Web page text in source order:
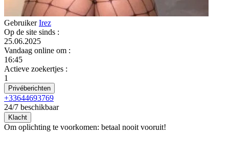
GebruikerIrez
Op de site sinds :
25.06.2025
Vandaag online om :
16:45
Actieve zoekertjes :
1
Privéberichten
+33644693769
24/7 beschikbaar
Klacht
Om oplichting te voorkomen: betaal nooit vooruit!